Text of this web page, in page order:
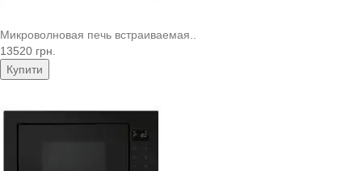
Микроволновая печь встраиваемая..
13520 грн.
Купити